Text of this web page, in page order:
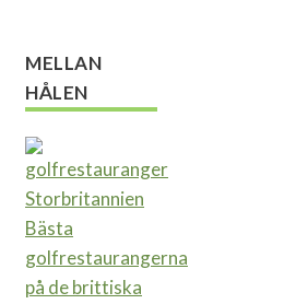
MELLAN
HÅLEN
Bästa
golfrestaurangerna
på de brittiska